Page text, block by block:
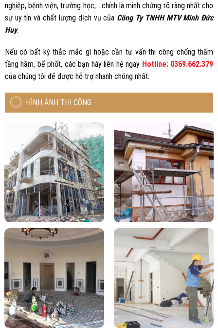
nghiệp, bệnh viện, trường học,….chính là minh chứng rõ ràng nhất cho
sự uy tín và chất lượng dịch vụ của Công Ty TNHH MTV Minh Đức
Huy.
Nếu có bất kỳ thắc mắc gì hoặc cần tư vấn thi công chống thấm
tầng hầm, bể phốt, các bạn hãy liên hệ ngay Hotline: 0369.662.379
của chúng tôi để được hỗ trợ nhanh chóng nhất.
HÌNH ẢNH THI CÔNG